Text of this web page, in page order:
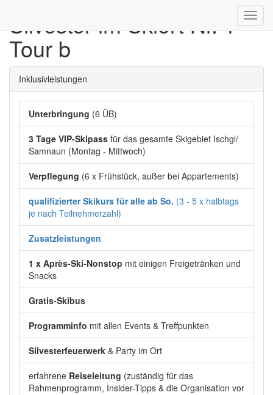
Silvester im Skiort Nr. 1 -
Tour b
Inklusivleistungen
Unterbringung (6 ÜB)
3 Tage VIP-Skipass für das gesamte Skigebiet Ischgl/
Samnaun (Montag - Mittwoch)
Verpflegung (6 x Frühstück, außer bei Appartements)
qualifizierter Skikurs für alle ab So. (3 - 5 x halbtags
je nach Teilnehmerzahl)
Zusatzleistungen
1 x Après-Ski-Nonstop mit einigen Freigetränken und
Snacks
Gratis-Skibus
Programminfo mit allen Events & Treffpunkten
Silvesterfeuerwerk & Party im Ort
erfahrene Reiseleitung (zuständig für das
Rahmenprogramm, Insider-Tipps & die Organisation vor